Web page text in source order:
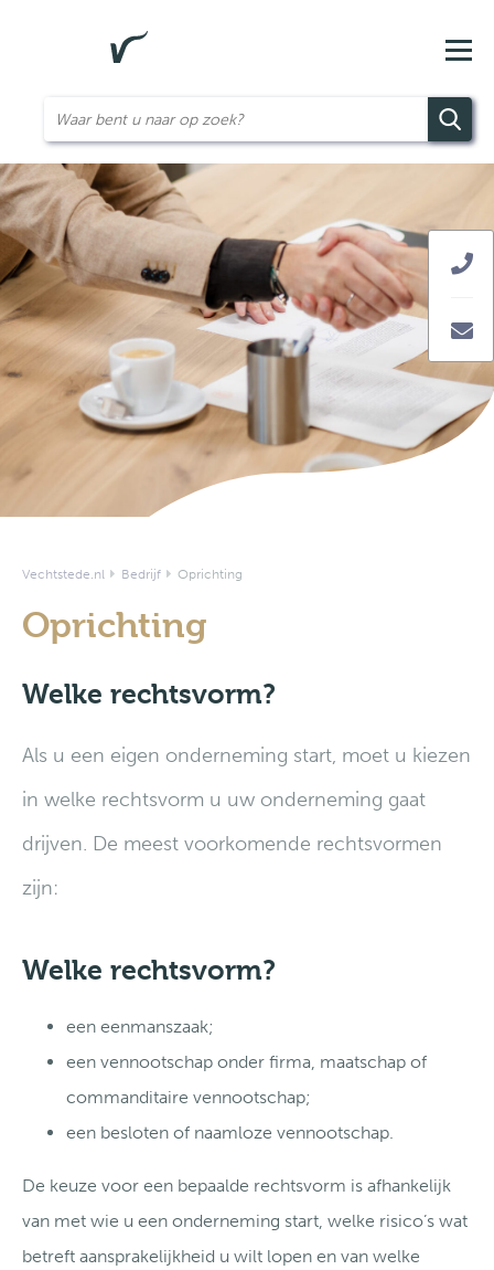
Vechtstede.nl Bedrijf Oprichting
Oprichting
Welke rechtsvorm?
Als u een eigen onderneming start, moet u kiezen
in welke rechtsvorm u uw onderneming gaat
drijven. De meest voorkomende rechtsvormen
zijn:
Welke rechtsvorm?
een eenmanszaak;
een vennootschap onder firma, maatschap of
commanditaire vennootschap;
een besloten of naamloze vennootschap.
De keuze voor een bepaalde rechtsvorm is afhankelijk
van met wie u een onderneming start, welke risico’s wat
betreft aansprakelijkheid u wilt lopen en van welke